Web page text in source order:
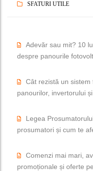
SFATURI UTILE
Adevăr sau mit? 10
despre panourile
Cât rezistă un
panourilor, invertorului
Legea
prosumatori și cum te
Comenzi mai mari,
promoționale și oferte